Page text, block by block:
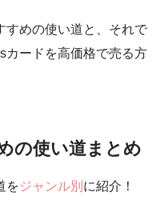
すめの使い道と、それで
カードを高価格で売る方
の使い道まとめ
をジャンル別 に紹介！